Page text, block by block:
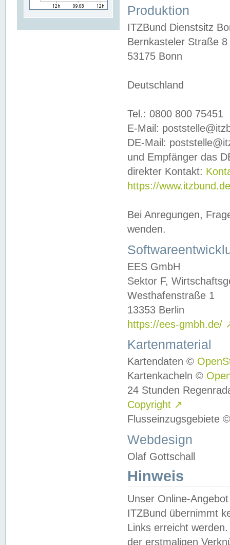
Produktion
ITZBund Dienstsitz
Bernkasteler Straße 8
53175 Bonn
Deutschland
Tel.: 0800 800 75451
E-Mail:
DE-Mail:
und Empfänger das
direkter Kontakt:
https://
Bei Anregungen,
wenden.
EES GmbH
Sektor F,
Westhafenstraße 1
13353 Berlin
https://ees-gmbh.de/
Kartenmaterial
Kartendaten ©
Kartenkacheln ©
24 Stunden
Copyright ↗
Flusseinzugsgebiete
Webdesign
Olaf Gottschall
Hinweis
Unser Online-
ITZBund übernimmt
Links erreicht
der erstmaligen